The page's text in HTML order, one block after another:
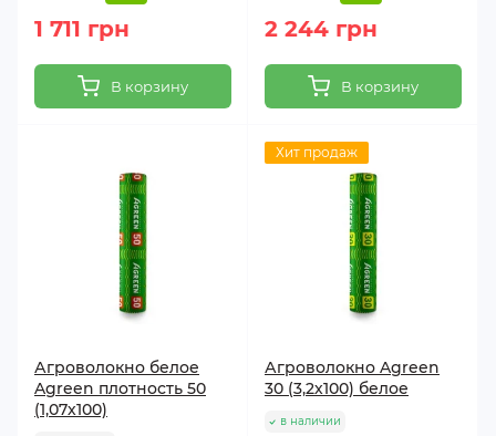
1 711 грн
В корзину
2 244 грн
В корзину
Агроволокно белое
Agreen плотность 50
(1,07х100)
Хит продаж
Агроволокно Agreen
30 (3,2х100) белое
в наличии